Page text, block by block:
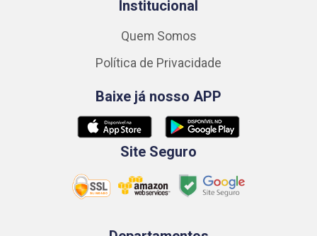
Institucional
Quem Somos
Política de Privacidade
Baixe já nosso APP
Site Seguro